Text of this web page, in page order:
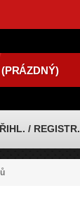
(PRÁZDNÝ)
/ REGISTR.